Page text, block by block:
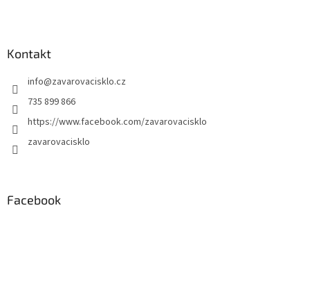
Kontakt
info@zavarovacisklo.cz
735 899 866
https://www.facebook.com/zavarovacisklo
zavarovacisklo
Facebook